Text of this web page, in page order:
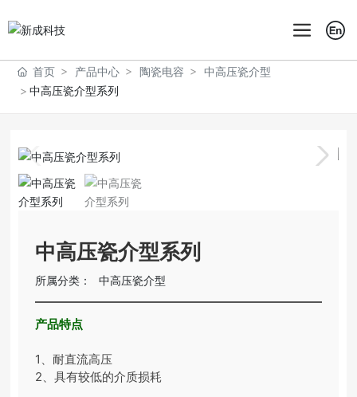
首页 产品中心 陶瓷电容
中高压瓷介型
中高压瓷介型系列
中高压瓷介型系列
所属分类： 中高压瓷介型
产品特点
1、耐直流高压
2、具有较低的介质损耗